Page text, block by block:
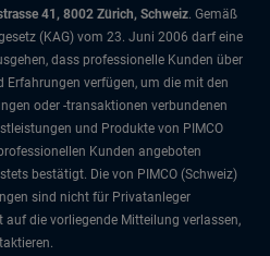
41, 8002 Zürich, Schweiz. Gemäß
(KAG) vom 23. Juni 2006 darf eine
dass professionelle Kunden über
Erfahrungen verfügen, um die mit den
oder -transaktionen verbundenen
und Produkte von PIMCO
Kunden angeboten
bestätigt. Die von PIMCO (Schweiz)
sind nicht für Privatanleger
die vorliegende Mitteilung verlassen,